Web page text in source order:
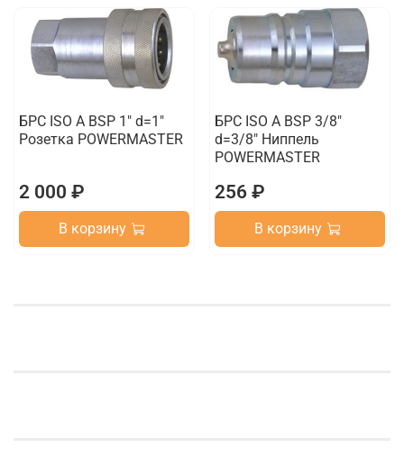
БРС ISO A BSP 1" d=1"
Розетка POWERMASTER
2 000 ₽
В корзину
БРС ISO A BSP 3/8"
d=3/8" Ниппель
POWERMASTER
256 ₽
В корзину